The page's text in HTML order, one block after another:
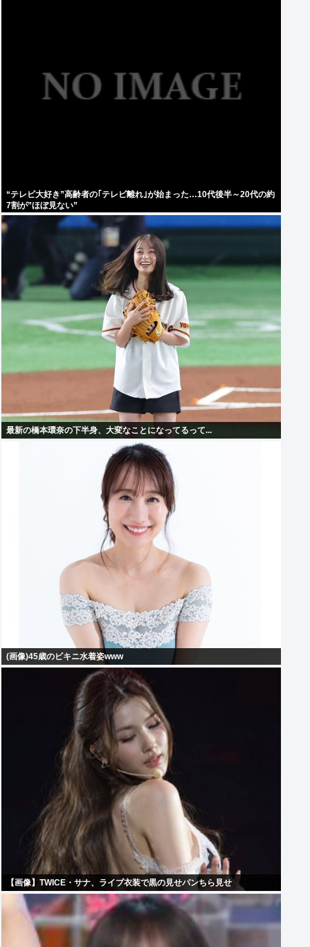
“テレビ大好き”高齢者の｢テレビ離れ｣が始まった…10代後半～20代の約
7割が”ほぼ見ない”
最新の橋本環奈の下半身、大変なことになってるって...
(画像)45歳のビキニ水着姿www
【画像】TWICE・サナ、ライブ衣装で黒の見せパンちら見せ